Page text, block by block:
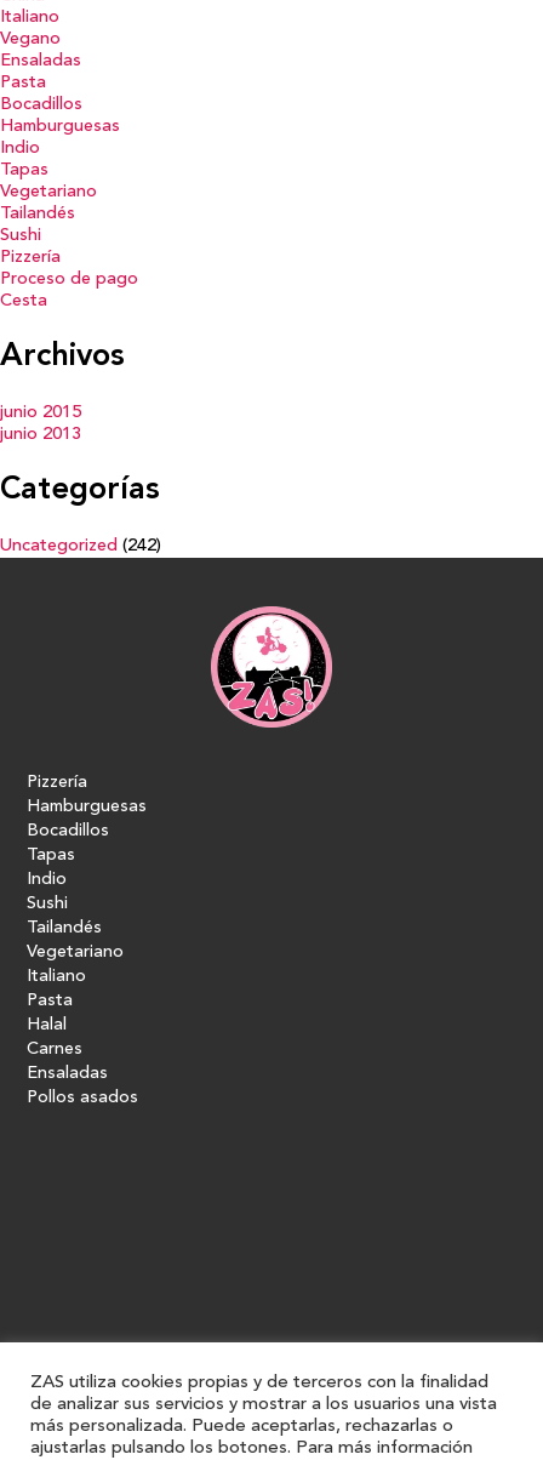
Italiano
Vegano
Ensaladas
Pasta
Bocadillos
Hamburguesas
Indio
Tapas
Vegetariano
Tailandés
Sushi
Pizzería
Proceso de pago
Cesta
Archivos
junio 2015
junio 2013
Categorías
Uncategorized (242)
Pizzería
Hamburguesas
Bocadillos
Tapas
Indio
Sushi
Tailandés
Vegetariano
Italiano
Pasta
Halal
Carnes
Ensaladas
Pollos asados
ZAS utiliza cookies propias y de terceros con la finalidad
de analizar sus servicios y mostrar a los usuarios una vista
más personalizada. Puede aceptarlas, rechazarlas o
ajustarlas pulsando los botones. Para más información